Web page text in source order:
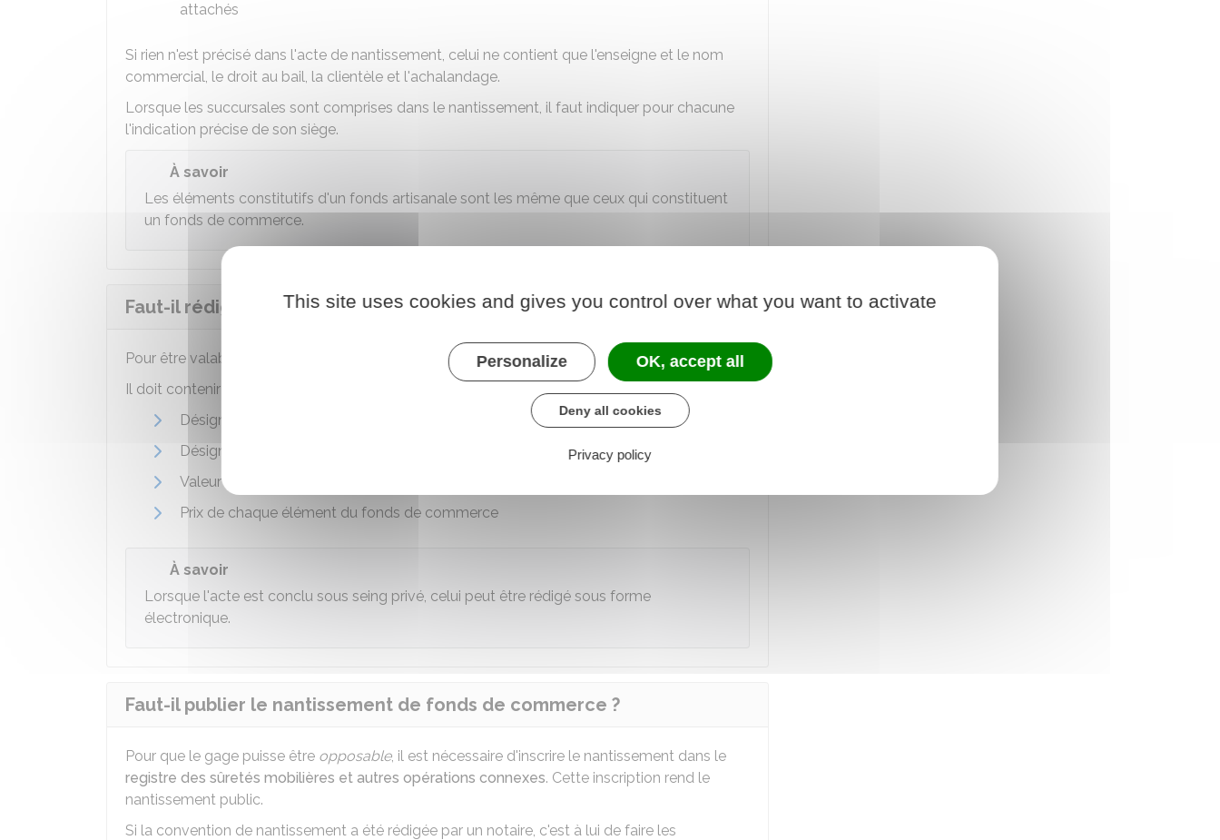
attachés
Si rien n'est précisé dans l'acte de nantissement, celui ne contient que l'enseigne et le nom
commercial, le droit au bail, la clientèle et l'achalandage.
Lorsque les succursales sont comprises dans le nantissement, il faut indiquer pour chacune
l'indication précise de son siège.
À savoir
Les éléments constitutifs d'un fonds artisanale sont les même que ceux qui constituent
un fonds de commerce.
Faut-il rédiger un acte de nantissement ?
Pour être valable, le nantissement doit être établi par unacte authentique ousous seing privé
Il doit contenir les éléments suivants :
Désignation de la dette garantie
Désignation du fonds de commerce et des éléments qui le composent
Valeur du fonds de commerce
Prix de chaque élément du fonds de commerce
À savoir
Lorsque l'acte est conclu sous seing privé, celui peut être rédigé sous forme
électronique.
Faut-il publier le nantissement de fonds de commerce ?
Pour que le gage puisse être opposable, il est nécessaire d'inscrire le nantissement dans le
registre des sûretés mobilières et autres opérations connexes. Cette inscription rend le
nantissement public.
Si la convention de nantissement a été rédigée par un notaire, c'est à lui de faire les
This site uses cookies and gives you control over what you want to activate
Personalize OK, accept all
Deny all cookies
Privacy policy